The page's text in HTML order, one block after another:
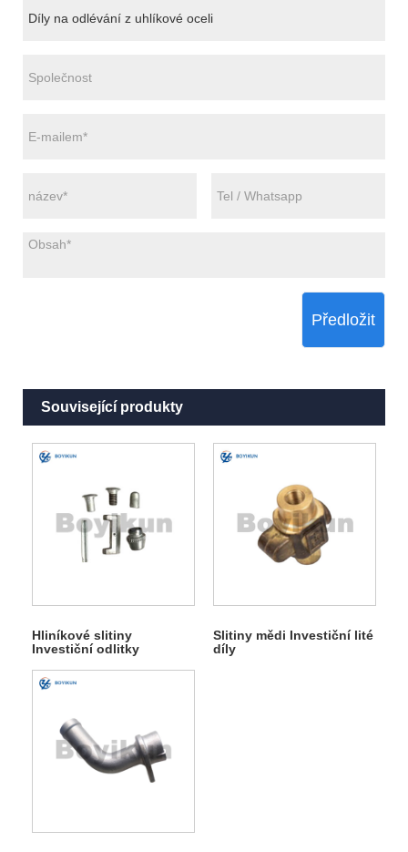
Předložit
Související produkty
Hliníkové slitiny
Investiční odlitky
Slitiny mědi Investiční lité
díly